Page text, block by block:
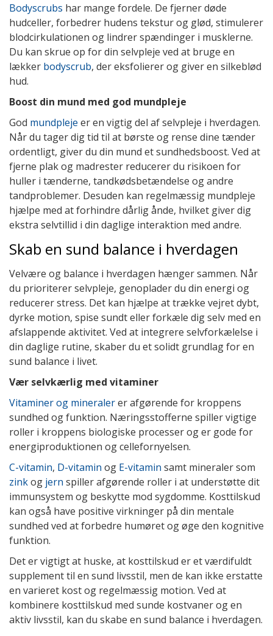
Bodyscrubs har mange fordele. De fjerner døde
hudceller, forbedrer hudens tekstur og glød, stimulerer
blodcirkulationen og lindrer spændinger i musklerne.
Du kan skrue op for din selvpleje ved at bruge en
lækker bodyscrub, der eksfolierer og giver en silkeblød
hud.
Boost din mund med god mundpleje
God mundpleje er en vigtig del af selvpleje i hverdagen.
Når du tager dig tid til at børste og rense dine tænder
ordentligt, giver du din mund et sundhedsboost. Ved at
fjerne plak og madrester reducerer du risikoen for
huller i tænderne, tandkødsbetændelse og andre
tandproblemer. Desuden kan regelmæssig mundpleje
hjælpe med at forhindre dårlig ånde, hvilket giver dig
ekstra selvtillid i din daglige interaktion med andre.
Skab en sund balance i hverdagen
Velvære og balance i hverdagen hænger sammen. Når
du prioriterer selvpleje, genoplader du din energi og
reducerer stress. Det kan hjælpe at trække vejret dybt,
dyrke motion, spise sundt eller forkæle dig selv med en
afslappende aktivitet. Ved at integrere selvforkælelse i
din daglige rutine, skaber du et solidt grundlag for en
sund balance i livet.
Vær selvkærlig med vitaminer
Vitaminer og mineralerer afgørende for kroppens
sundhed og funktion. Næringsstofferne spiller vigtige
roller i kroppens biologiske processer og er gode for
energiproduktionen og cellefornyelsen.
C-vitamin, D-vitamin og E-vitamin samt mineraler som
zinkog jern spiller afgørende roller i at understøtte dit
immunsystem og beskytte mod sygdomme. Kosttilskud
kan også have positive virkninger på din mentale
sundhed ved at forbedre humøret og øge den kognitive
funktion.
Det er vigtigt at huske, at kosttilskud er et værdifuldt
supplement til en sund livsstil, men de kan ikke erstatte
en varieret kost og regelmæssig motion. Ved at
kombinere kosttilskud med sunde kostvaner og en
aktiv livsstil, kan du skabe en sund balance i hverdagen.